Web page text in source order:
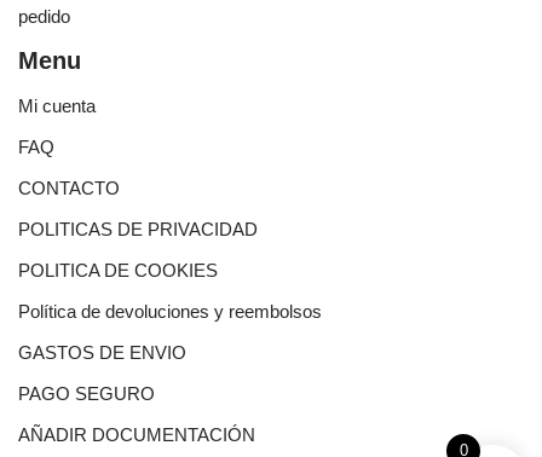
pedido
Menu
Mi cuenta
FAQ
CONTACTO
POLITICAS DE PRIVACIDAD
POLITICA DE COOKIES
Política de devoluciones y reembolsos
GASTOS DE ENVIO
PAGO SEGURO
AÑADIR DOCUMENTACIÓN
0